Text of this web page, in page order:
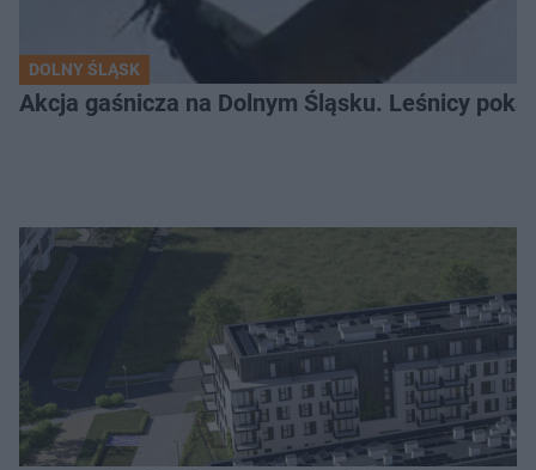
DOLNY ŚLĄSK
Akcja gaśnicza na Dolnym Śląsku. Leśnicy